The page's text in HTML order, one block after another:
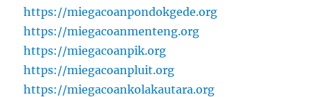
https://miegacoanpondokgede.org
https://miegacoanmenteng.org
https://miegacoanpik.org
https://miegacoanpluit.org
https://miegacoankolakautara.org